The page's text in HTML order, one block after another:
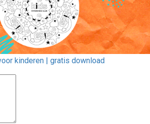
kinderen | gratis download